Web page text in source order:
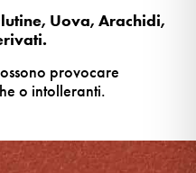
Uova, Arachidi,
provocare
o intolleranti.